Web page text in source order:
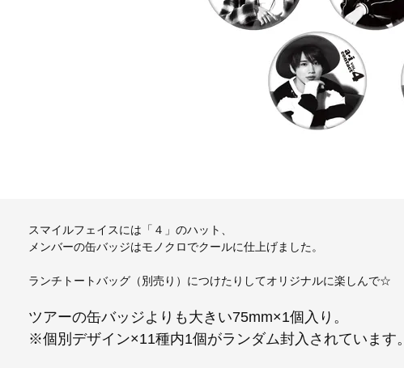
スマイルフェイスには「４」のハット、
メンバーの缶バッジはモノクロでクールに仕上げました。
ランチトートバッグ（別売り）につけたりしてオリジナルに楽しんで☆
ツアーの缶バッジよりも大きい75mm×1個入り。
※個別デザイン×11種内1個がランダム封入されています。